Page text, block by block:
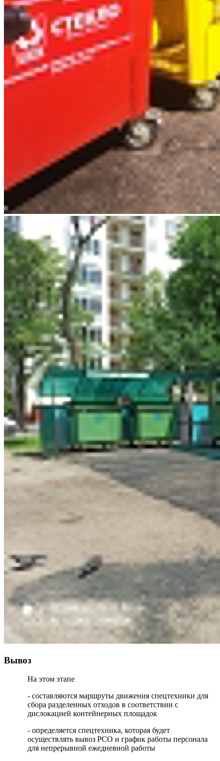
Вывоз
На этом этапе
- составляются маршруты движения спецтехники для
сбора разделенных отходов в соответствии с
дислокацией контейнерных площадок
- определяется спецтехника, которая будет
осуществлять вывоз РСО и график работы персонала
для непрерывной ежедневной работы